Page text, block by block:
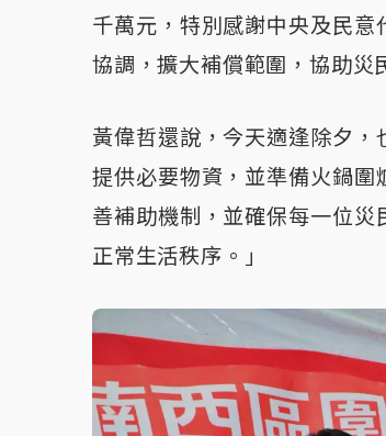
千萬元，特別感謝中央及民
協調，擴大補償範圍，協助災
黃偉哲還說，今天適逢除夕
提供必要物資，並準備火鍋
善補助機制，並確保每一位
正常生活秩序。」